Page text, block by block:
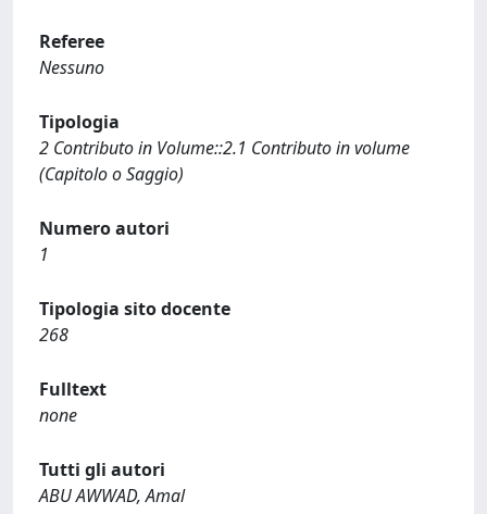
Referee
Nessuno
Tipologia
2 Contributo in Volume::2.1 Contributo in volume
(Capitolo o Saggio)
Numero autori
1
Tipologia sito docente
268
Fulltext
none
Tutti gli autori
ABU AWWAD, Amal